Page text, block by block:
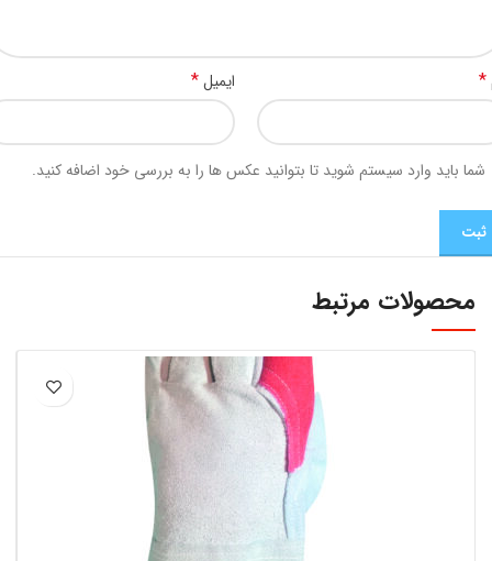
* ایمیل*
شما باید وارد سیستم شوید تا بتوانید عکس ها را به بررسی خود اضافه کنید.
محصولات مرتبط